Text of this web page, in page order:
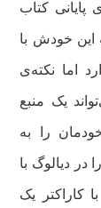
پایانی کتاب
این خودش با
اما نکته‌ی
یک منبع
را به
دیالوگ با
کاراکتر یک